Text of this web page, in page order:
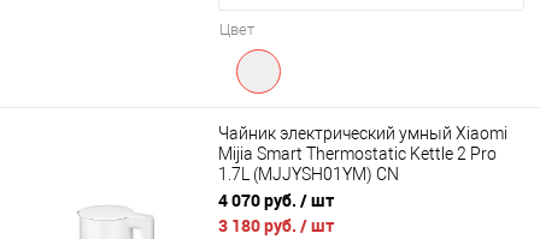
Цвет
Чайник электрический умный Xiaomi
Mijia Smart Thermostatic Kettle 2 Pro
1.7L (MJJYSH01YM) CN
4 070 руб. / шт
3 180 руб. / шт